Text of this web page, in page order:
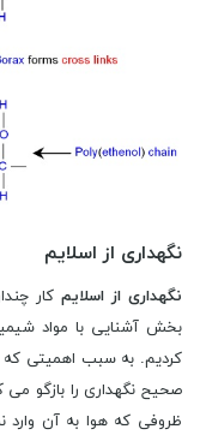
نگهداری از اسلایم
نگهداری از اسلایم کار
بخش آشنایی با مواد
کردیم. به سبب اهمیتی که
صحیح نگهداری را بازگو
ظروفی که هوا به آن وارد